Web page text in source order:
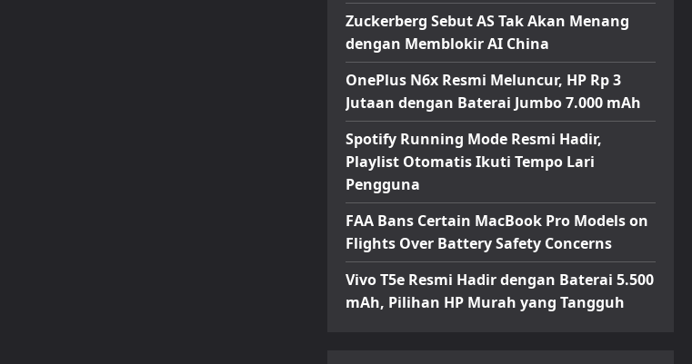
Zuckerberg Sebut AS Tak Akan Menang
dengan Memblokir AI China
OnePlus N6x Resmi Meluncur, HP Rp 3
Jutaan dengan Baterai Jumbo 7.000 mAh
Spotify Running Mode Resmi Hadir,
Playlist Otomatis Ikuti Tempo Lari
Pengguna
FAA Bans Certain MacBook Pro Models on
Flights Over Battery Safety Concerns
Vivo T5e Resmi Hadir dengan Baterai 5.500
mAh, Pilihan HP Murah yang Tangguh